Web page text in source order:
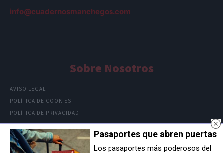
info@cuadernosmanchegos.com
Sobre Nosotros
AVISO LEGAL
POLÍTICA DE COOKIES
POLÍTICA DE PRIVACIDAD
Pasaportes que abren puertas
Los pasaportes más poderosos del